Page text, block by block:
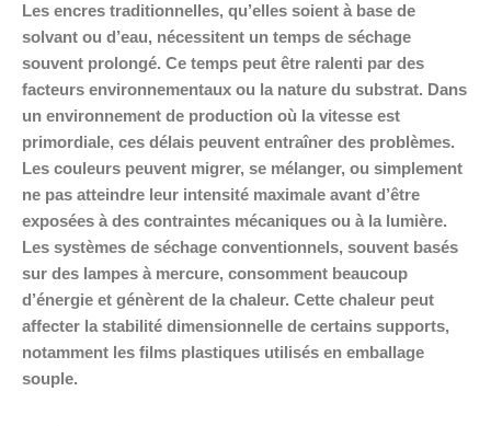
Les encres traditionnelles, qu’elles soient à base de
solvant ou d’eau, nécessitent un temps de séchage
souvent prolongé. Ce temps peut être ralenti par des
facteurs environnementaux ou la nature du substrat. Dans
un environnement de production où la vitesse est
primordiale, ces délais peuvent entraîner des problèmes.
Les couleurs peuvent migrer, se mélanger, ou simplement
ne pas atteindre leur intensité maximale avant d’être
exposées à des contraintes mécaniques ou à la lumière.
Les systèmes de séchage conventionnels, souvent basés
sur des lampes à mercure, consomment beaucoup
d’énergie et génèrent de la chaleur. Cette chaleur peut
affecter la stabilité dimensionnelle de certains supports,
notamment les films plastiques utilisés en emballage
souple.